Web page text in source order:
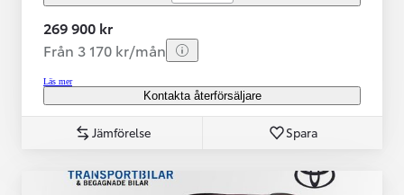
269 900 kr
Från 3 170 kr/mån
Läs mer
Kontakta återförsäljare
Jämförelse Spara